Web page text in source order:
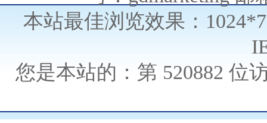
本站最佳浏览效果：
您是本站的：第 520882 位